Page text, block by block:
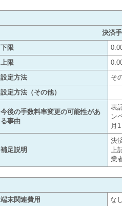
決済
下限
上限
設定方法
そ
設定方法（その他）
今後の手数料率変更の可能性があ
る事由
表
ン
月
補足説明
決
上
業
端末関連費用
なし